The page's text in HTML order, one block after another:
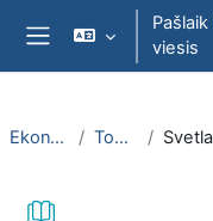
Atvērt galveno saturu
Sānu panelis viesis
EkonT000 Topic 27